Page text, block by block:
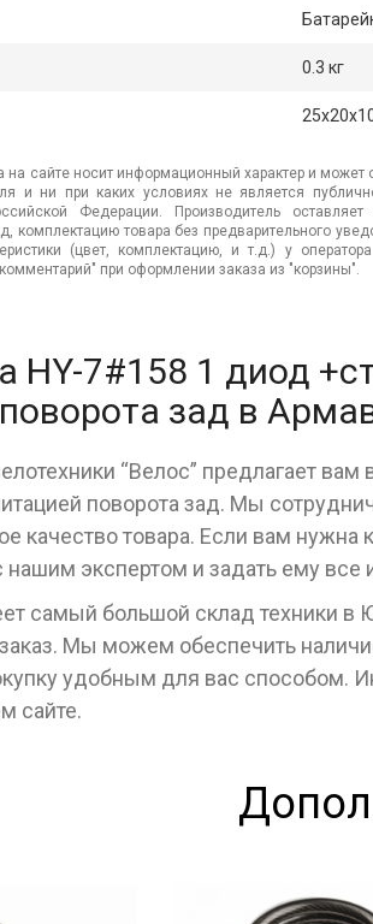
0.3 кг
сайте носит информационный характер и может
и ни при каких условиях не является
Федерации. Производитель
комплектацию товара без предварительного
(цвет, комплектацию, и т.д.) у
при оформлении заказа из "корзины".
HY-7#158 1 диод
зад в
“Велос” предлагает
поворота зад. Мы
качество товара. Если вам нужна
нашим экспертом и задать ему
самый большой склад техники в
Мы можем обеспечить
удобным для вас способом.
сайте.